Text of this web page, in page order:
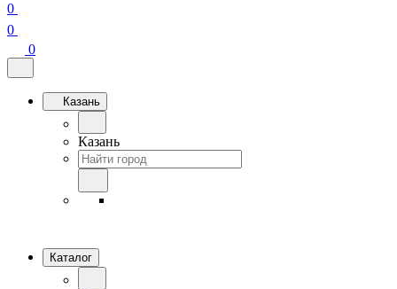
0
0
0
Казань
Казань
Каталог